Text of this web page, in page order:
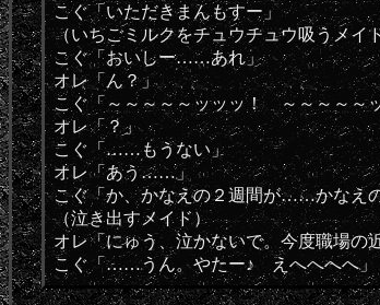
こぐ「いただきまんもすー」
（いちごミルクをチュウチュウ吸うメイ
こぐ「おいしー……あれ」
オレ「ん？」
こぐ「～～～～～ッッッ！ ～～～～～
オレ「？」
こぐ「……もうない」
オレ「あう……」
こぐ「か、かなえの２週間が……かなえ
（泣き出すメイド）
オレ「にゅう、泣かないで。今度職場の
こぐ「……うん。やたー♪ えへへへへ」